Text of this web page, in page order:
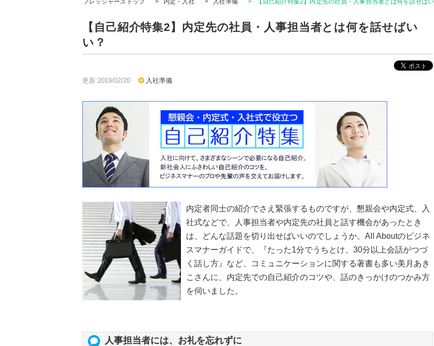
フレッシャーズトップ > 内定・入社 > 入社準備 > 【自己紹介特集2】内定先の社員・人事担当者とは何を話せば
【自己紹介特集2】内定先の社員・人事担当者とは何を話せばい
い？
更新:2019/02/20 入社準備
内定者同士の紹介でさえ緊張するものですが、懇親会や内定式、入
社式などで、人事担当者や内定先の社員と話す機会があったとき
は、どんな話題を切り出せばいいのでしょうか。All Aboutのビジネ
スマナーガイドで、『たった1分でうちとけ、30分以上会話がつづ
く話し方』など、コミュニケーションに関する著書も多い美月あき
こさんに、内定先での自己紹介のコツや、話のきっかけのつかみ方
を伺いました。
人事担当者には、お礼を忘れずに